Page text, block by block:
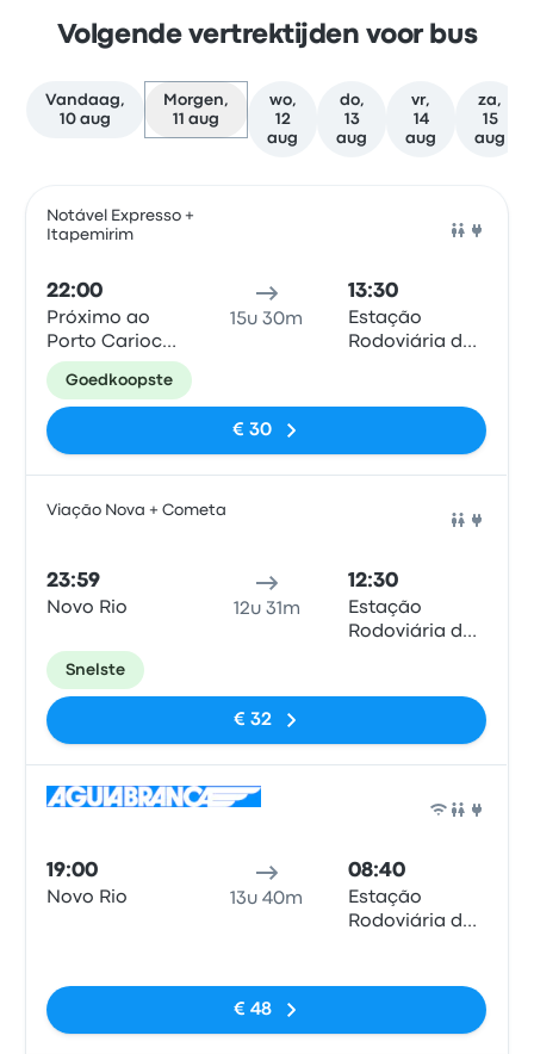
Volgende vertrektijden voor bus
Vandaag,
10 aug
Morgen,
11 aug
wo,
12
aug
do,
13
aug
vr,
14
aug
za,
15
aug
Notável Expresso +
Itapemirim
22:00
Próximo ao
Porto Carioca
- Expresso
Notavel
15u 30m
13:30
Estação
Rodoviária de
Goedkoopste
€ 30
Viação Nova + Cometa
23:59
Novo Rio 12u 31m
12:30
Estação
Rodoviária de
Snelste
€ 32
19:00
Novo Rio 13u 40m
08:40
Estação
Rodoviária de
€ 48